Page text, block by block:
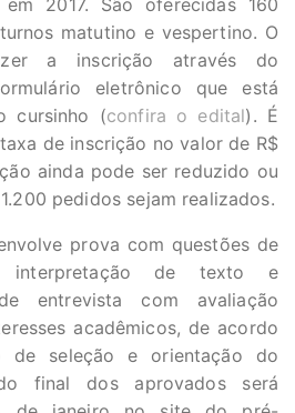
2017. São oferecidas 160
matutino e vespertino. O
a inscrição através do
eletrônico que está
cursinho (confira o edital). É
de inscrição no valor de R$
ainda pode ser reduzido ou
pedidos sejam realizados.
prova com questões de
interpretação de texto e
entrevista com avaliação
acadêmicos, de acordo
de seleção e orientação do
final dos aprovados será